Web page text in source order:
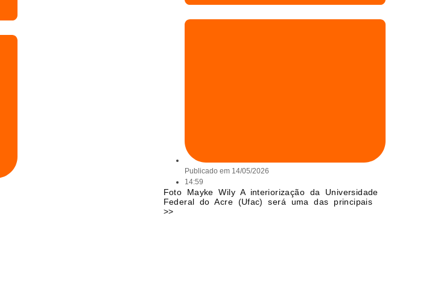
Publicado em 14/05/2026
14:59
Foto Mayke Wily A interiorização da Universidade
Federal do Acre (Ufac) será uma das principais
>>